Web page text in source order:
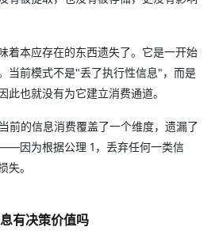
本应存在的东西遗失了。它是一开始
当前模式不是"丢了执行性信息"，而是
此也就没有为它建立消费通道。
前的信息消费覆盖了一个维度，遗漏了
因为根据公理 1，丢弃任何一类信
失。
有决策价值吗